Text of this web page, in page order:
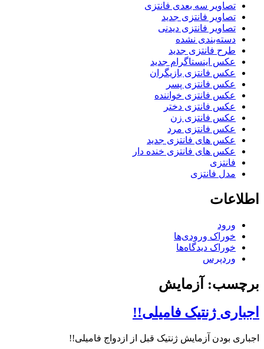
تصاویر سه بعدی فانتزی
تصاویر فانتزی جدید
تصاویر فانتزی دیدنی
دسته‌بندی نشده
طرح فانتزی جدید
عکس اینستاگرام جدید
عکس فانتزی بازیگران
عکس فانتزی پسر
عکس فانتزی خواننده
عکس فانتزی دختر
عکس فانتزی زن
عکس فانتزی مرد
عکس های فانتزی جدید
عکس های فانتزی خنده دار
فانتزی
مدل فانتزی
اطلاعات
ورود
خوراک ورودی‌ها
خوراک دیدگاه‌ها
وردپرس
برچسب: آزمایش
اجباری ژنتیک فامیلی!!
اجباری بودن آزمایش ژنتیک قبل از ازدواج فامیلی!!